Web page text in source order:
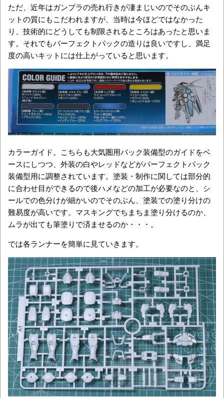
ただ、近年はガンプラの売れ行きが凄まじいのでそのぶんキ
ットの質にもこだわれますが、当時は今ほどではなかった
り、技術的にどうしても制限されるところはあったと思いま
す。それでもパーフェクトパックの造りは良いですし、満足
度の高いキットには仕上がっていると思います。
カラーガイド。こちらも大気圏用パック装備型のガイドをベ
ースにしつつ、外装の白やレッドなどがパーフェクトパック
装備型用に調整されています。塗装・制作に関しては部分的
に合わせ目ができるので後ハメなどの加工が必要なのと、シ
ールでの色分けが細かいのでそのぶん、塗装での塗り分けの
難易度が高いです。マスキングでちまちま塗り分けるのか、
ムラが出ても筆塗りで済ませるのか・・・。
では各ランナーを簡単に見ていきます。